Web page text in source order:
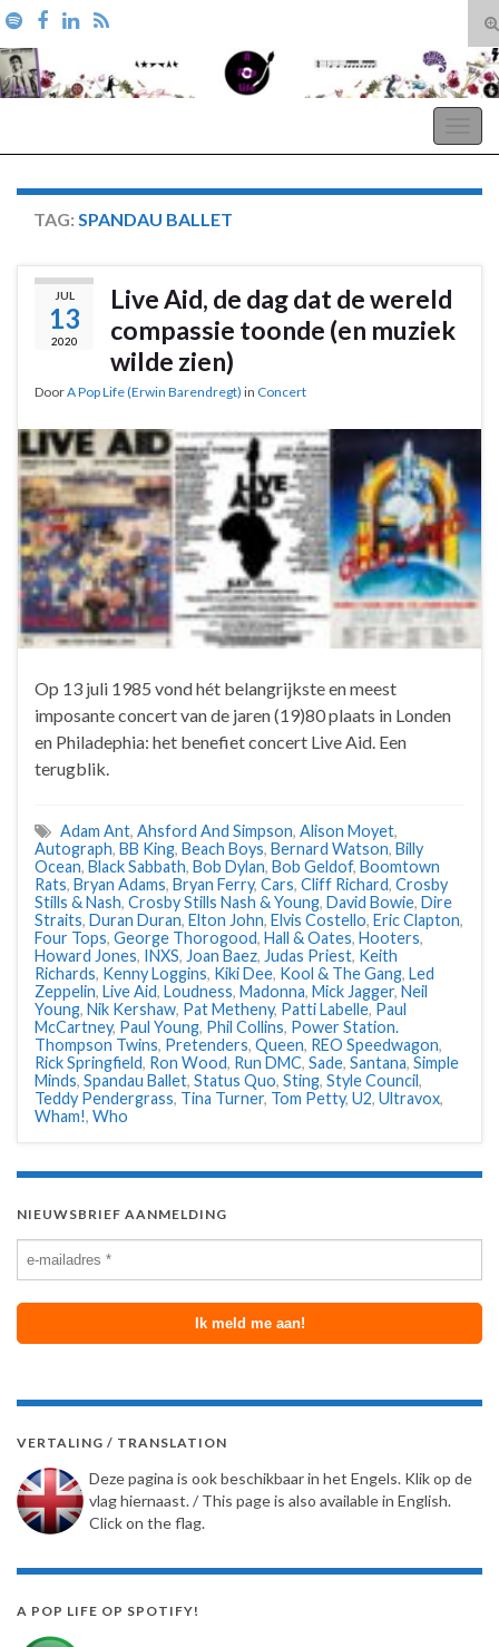
Search for:
TAG: SPANDAU BALLET
JUL
13
2020
Live Aid, de dag dat de wereld
compassie toonde (en muziek
wilde zien)
DoorA Pop Life (Erwin Barendregt) in Concert
Op 13 juli 1985 vond hét belangrijkste en meest
imposante concert van de jaren (19)80 plaats in Londen
en Philadephia: het benefiet concert Live Aid. Een
terugblik.
Adam Ant, Ahsford And Simpson, Alison Moyet,
Autograph, BB King, Beach Boys, Bernard Watson, Billy
Ocean, Black Sabbath, Bob Dylan, Bob Geldof, Boomtown
Rats, Bryan Adams, Bryan Ferry, Cars, Cliff Richard, Crosby
Stills & Nash, Crosby Stills Nash & Young, David Bowie, Dire
Straits, Duran Duran, Elton John, Elvis Costello, Eric Clapton,
Four Tops, George Thorogood, Hall & Oates, Hooters,
Howard Jones, INXS, Joan Baez, Judas Priest, Keith
Richards, Kenny Loggins, Kiki Dee, Kool & The Gang, Led
Zeppelin, Live Aid, Loudness, Madonna, Mick Jagger, Neil
Young, Nik Kershaw, Pat Metheny, Patti Labelle, Paul
McCartney, Paul Young, Phil Collins, Power Station.
Thompson Twins, Pretenders, Queen, REO Speedwagon,
Rick Springfield, Ron Wood, Run DMC, Sade, Santana, Simple
Minds, Spandau Ballet, Status Quo, Sting, Style Council,
Teddy Pendergrass, Tina Turner, Tom Petty, U2, Ultravox,
Wham!, Who
NIEUWSBRIEF AANMELDING
VERTALING / TRANSLATION
Deze pagina is ook beschikbaar in het Engels. Klik op de
vlag hiernaast. / This page is also available in English.
Click on the flag.
A POP LIFE OP SPOTIFY!